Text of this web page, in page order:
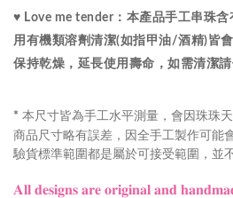
♥ Love me tender：本產品手工串珠
用有機類溶劑清潔(如指甲油/酒精)皆
保持乾燥，延長使用壽命，如需清潔請
* 本尺寸皆為手工水平測量，會因珠珠
商品尺寸略有誤差，因全手工製作可能
驗貨標準範圍都是屬於可接受範圍，並
𝐀𝐥𝐥 𝐝𝐞𝐬𝐢𝐠𝐧𝐬 𝐚𝐫𝐞 𝐨𝐫𝐢𝐠𝐢𝐧𝐚𝐥 𝐚𝐧𝐝